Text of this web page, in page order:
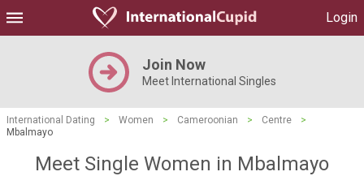
Login
Join Now
Meet International Singles
International Dating > Women > Cameroonian > Centre
>
Mbalmayo
Meet Single Women in Mbalmayo